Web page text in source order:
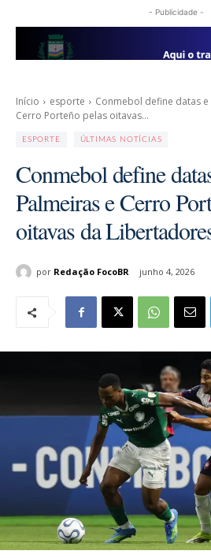
- Publicidade -
Início esporte
Conmebol define datas
Cerro Porteño pelas oitavas...
ESPORTE ÚLTIMAS NOTÍCIAS
Conmebol define
Palmeiras e Cerro
oitavas da
por Redação FocoBR junho 4, 2026